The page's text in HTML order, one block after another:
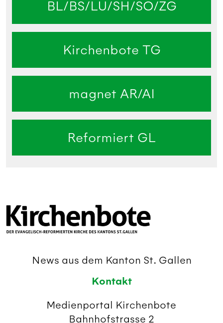
BL/BS/LU/SH/SO/ZG
Kirchenbote TG
magnet AR/AI
Reformiert GL
News aus dem Kanton St. Gallen
Kontakt
Medienportal Kirchenbote
Bahnhofstrasse 2